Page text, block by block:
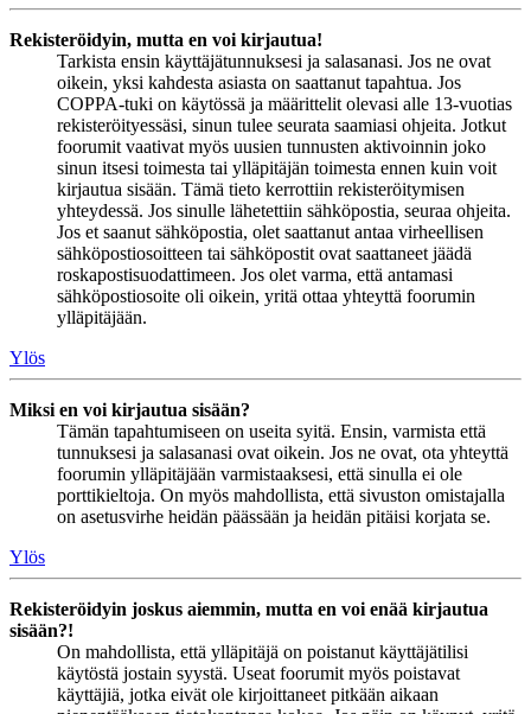
Rekisteröidyin, mutta en voi kirjautua!
Tarkista ensin käyttäjätunnuksesi ja salasanasi. Jos ne ovat
oikein, yksi kahdesta asiasta on saattanut tapahtua. Jos
COPPA-tuki on käytössä ja määrittelit olevasi alle 13-vuotias
rekisteröityessäsi, sinun tulee seurata saamiasi ohjeita. Jotkut
foorumit vaativat myös uusien tunnusten aktivoinnin joko
sinun itsesi toimesta tai ylläpitäjän toimesta ennen kuin voit
kirjautua sisään. Tämä tieto kerrottiin rekisteröitymisen
yhteydessä. Jos sinulle lähetettiin sähköpostia, seuraa ohjeita.
Jos et saanut sähköpostia, olet saattanut antaa virheellisen
sähköpostiosoitteen tai sähköpostit ovat saattaneet jäädä
roskapostisuodattimeen. Jos olet varma, että antamasi
sähköpostiosoite oli oikein, yritä ottaa yhteyttä foorumin
ylläpitäjään.
Ylös
Miksi en voi kirjautua sisään?
Tämän tapahtumiseen on useita syitä. Ensin, varmista että
tunnuksesi ja salasanasi ovat oikein. Jos ne ovat, ota yhteyttä
foorumin ylläpitäjään varmistaaksesi, että sinulla ei ole
porttikieltoja. On myös mahdollista, että sivuston omistajalla
on asetusvirhe heidän päässään ja heidän pitäisi korjata se.
Ylös
Rekisteröidyin joskus aiemmin, mutta en voi enää kirjautua
sisään?!
On mahdollista, että ylläpitäjä on poistanut käyttäjätilisi
käytöstä jostain syystä. Useat foorumit myös poistavat
käyttäjiä, jotka eivät ole kirjoittaneet pitkään aikaan